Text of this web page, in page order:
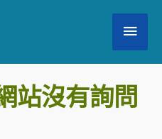
主
要
選
站沒有詢問